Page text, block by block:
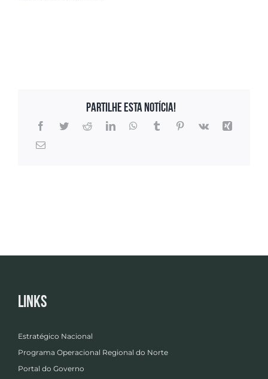
Partilhe esta notícia!
Links
Estratégico Nacional
Programa Operacional Regional do Norte
Portal do Governo